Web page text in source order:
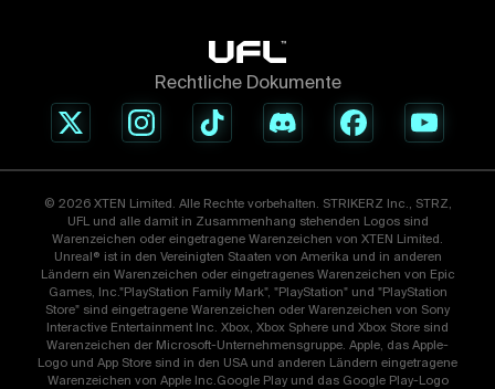
Rechtliche Dokumente
© 2026 XTEN Limited. Alle Rechte vorbehalten. STRIKERZ Inc., STRZ,
UFL und alle damit in Zusammenhang stehenden Logos sind
Warenzeichen oder eingetragene Warenzeichen von XTEN Limited.
Unreal® ist in den Vereinigten Staaten von Amerika und in anderen
Ländern ein Warenzeichen oder eingetragenes Warenzeichen von Epic
Games, Inc."PlayStation Family Mark", "PlayStation" und "PlayStation
Store" sind eingetragene Warenzeichen oder Warenzeichen von Sony
Interactive Entertainment Inc. Xbox, Xbox Sphere und Xbox Store sind
Warenzeichen der Microsoft-Unternehmensgruppe. Apple, das Apple-
Logo und App Store sind in den USA und anderen Ländern eingetragene
Warenzeichen von Apple Inc.Google Play und das Google Play-Logo